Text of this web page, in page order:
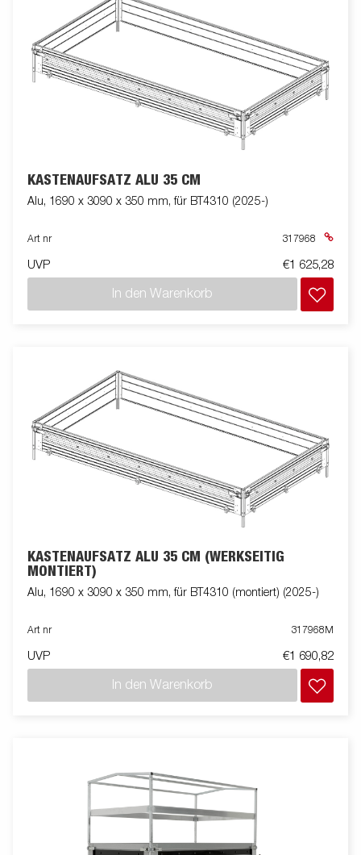
KASTENAUFSATZ ALU 35 CM
Alu, 1690 x 3090 x 350 mm, für BT4310 (2025-)
Art nr 317968
UVP €1 625,28
In den Warenkorb
KASTENAUFSATZ ALU 35 CM (WERKSEITIG
MONTIERT)
Alu, 1690 x 3090 x 350 mm, für BT4310 (montiert) (2025-)
Art nr 317968M
UVP €1 690,82
In den Warenkorb